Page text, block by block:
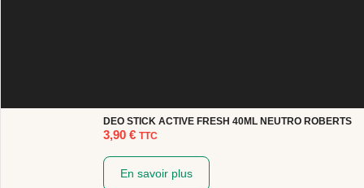
DEO STICK ACTIVE FRESH 40ML NEUTRO ROBERTS
3,90 € TTC
En savoir plus